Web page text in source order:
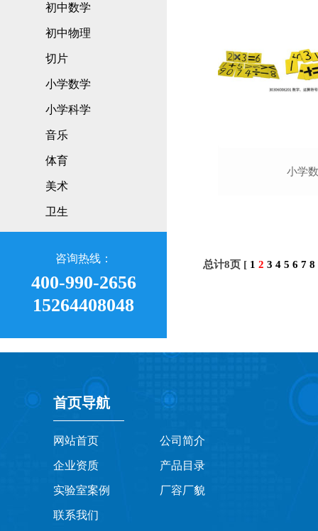
初中数学
初中物理
切片
小学数学
小学科学
音乐
体育
美术
卫生
咨询热线：
400-990-2656
15264408048
小学
总计8页 [ 1 2 3 4 5 6 7 8
首页导航
网站首页 公司简介
企业资质 产品目录
实验室案例 厂容厂貌
联系我们